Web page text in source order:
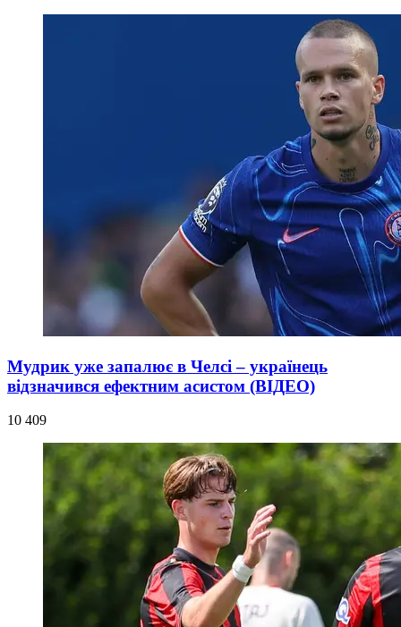
Мудрик уже запалює в Челсі – українець
відзначився ефектним асистом (ВІДЕО)
10 409